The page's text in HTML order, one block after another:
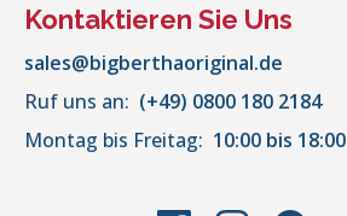
Kontaktieren Sie Uns
sales@bigberthaoriginal.de
Ruf uns an: (+49) 0800 180 2184
Montag bis Freitag: 10:00 bis 18:00